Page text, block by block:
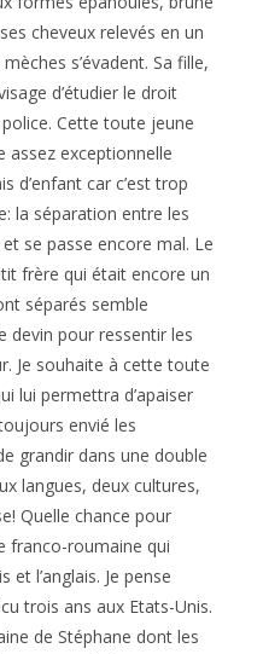
cheveux relevés en un
s’évadent. Sa fille,
d’étudier le droit
Cette toute jeune
assez exceptionnelle
d’enfant car c’est trop
la séparation entre les
se passe encore mal. Le
frère qui était encore un
séparés semble
devin pour ressentir les
Je souhaite à cette toute
lui permettra d’apaiser
envié les
grandir dans une double
langues, deux cultures,
Quelle chance pour
franco-roumaine qui
l’anglais. Je pense
trois ans aux Etats-Unis.
de Stéphane dont les